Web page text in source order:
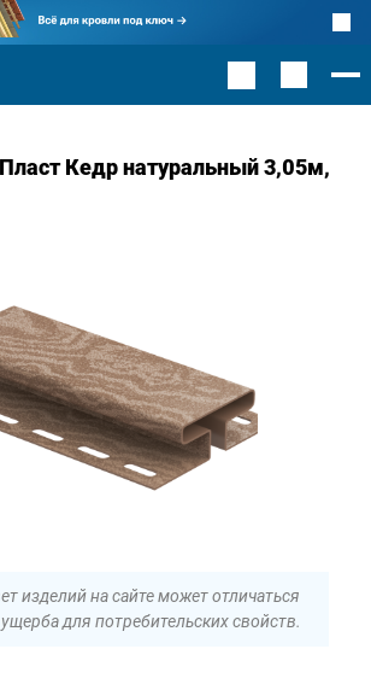
Кедр натуральный 3,05м,
изделий на сайте может отличаться
для потребительских свойств.